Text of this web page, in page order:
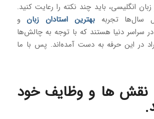
انگلیسی، باید چند نکته را رعایت کنید.
سال‌ها تجربهبهترین استادان زبان و
کارشناسان TEFL در سراسر دنیا هستند که با توجه به چالش‌ها
در این حرفه به دست آمده‌اند. پس با ما
نقش ها و وظایف خود